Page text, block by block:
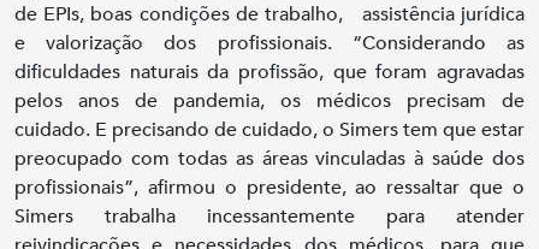
de EPIs, boas condições de trabalho, assistência jurídica
e valorização dos profissionais. “Considerando as
dificuldades naturais da profissão, que foram agravadas
pelos anos de pandemia, os médicos precisam de
cuidado. E precisando de cuidado, o Simers tem que estar
preocupado com todas as áreas vinculadas à saúde dos
profissionais”, afirmou o presidente, ao ressaltar que o
Simers trabalha incessantemente para atender